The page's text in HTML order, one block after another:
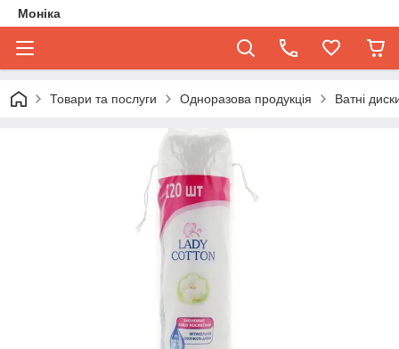
Моніка
Товари та послуги Одноразова продукція Ватні